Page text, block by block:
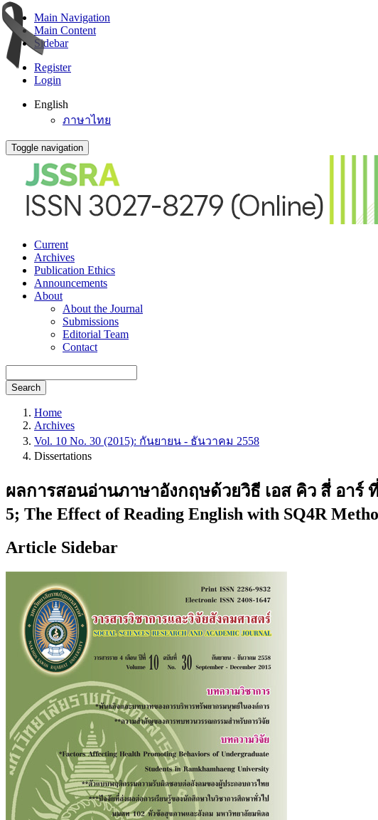
Main Navigation
Main Content
Sidebar
Register
Login
English
ภาษาไทย
Toggle navigation
Current
Archives
Publication Ethics
Announcements
About
About the Journal
Submissions
Editorial Team
Contact
Search
Home
Archives
Vol. 10 No. 30 (2015): กันยายน - ธันวาคม 2558
Dissertations
ผลการสอนอ่านภาษาอังกฤษด้วยวิธี เอส คิว สี่ อา
5; The Effect of Reading English with SQ4R
Article Sidebar